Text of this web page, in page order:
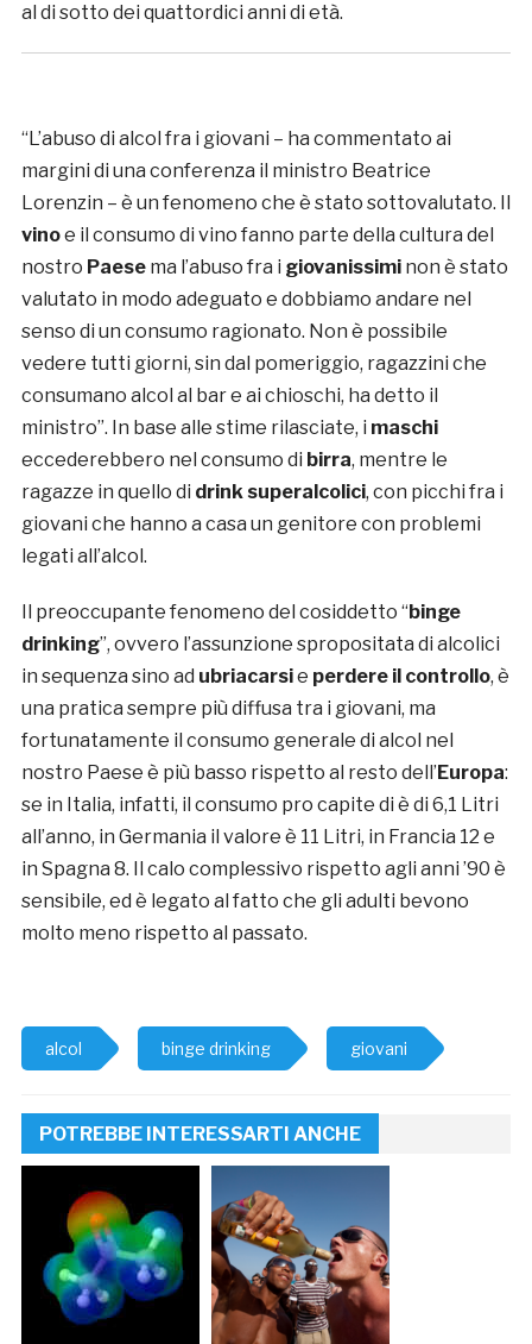
al di sotto dei quattordici anni di età.
“L’abuso di alcol fra i giovani – ha commentato ai
margini di una conferenza il ministro Beatrice
Lorenzin – è un fenomeno che è stato sottovalutato. Il
vinoe il consumo di vino fanno parte della cultura del
nostro Paesema l’abuso fra i giovanissiminon è stato
valutato in modo adeguato e dobbiamo andare nel
senso di un consumo ragionato. Non è possibile
vedere tutti giorni, sin dal pomeriggio, ragazzini che
consumano alcol al bar e ai chioschi, ha detto il
ministro”. In base alle stime rilasciate, i maschi
eccederebbero nel consumo di birra, mentre le
ragazze in quello di drink superalcolici, con picchi fra i
giovani che hanno a casa un genitore con problemi
legati all’alcol.
Il preoccupante fenomeno del cosiddetto “binge
drinking”, ovvero l’assunzione spropositata di alcolici
in sequenza sino ad ubriacarsie perdere il controllo, è
una pratica sempre più diffusa tra i giovani, ma
fortunatamente il consumo generale di alcol nel
nostro Paese è più basso rispetto al resto dell’Europa:
se in Italia, infatti, il consumo pro capite di è di 6,1 Litri
all’anno, in Germania il valore è 11 Litri, in Francia 12 e
in Spagna 8. Il calo complessivo rispetto agli anni ’90 è
sensibile, ed è legato al fatto che gli adulti bevono
molto meno rispetto al passato.
alcol binge drinking giovani
POTREBBE INTERESSARTI ANCHE